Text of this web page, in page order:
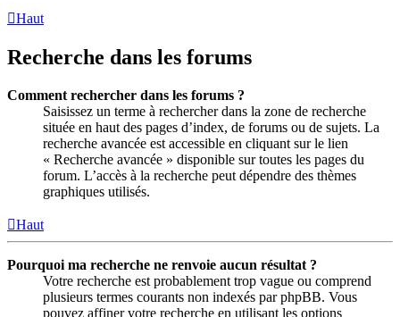
Haut
Recherche dans les forums
Comment rechercher dans les forums ?
Saisissez un terme à rechercher dans la zone de recherche
située en haut des pages d’index, de forums ou de sujets. La
recherche avancée est accessible en cliquant sur le lien
« Recherche avancée » disponible sur toutes les pages du
forum. L’accès à la recherche peut dépendre des thèmes
graphiques utilisés.
Haut
Pourquoi ma recherche ne renvoie aucun résultat ?
Votre recherche est probablement trop vague ou comprend
plusieurs termes courants non indexés par phpBB. Vous
pouvez affiner votre recherche en utilisant les options